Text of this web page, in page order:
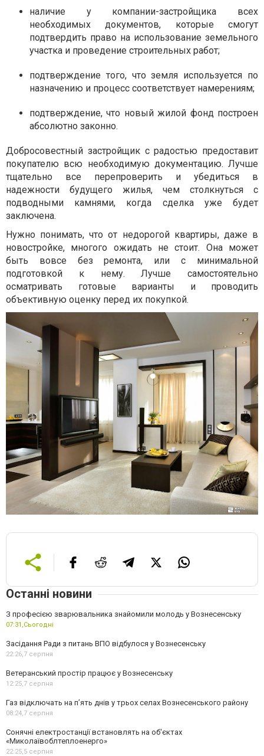
наличие у компании-застройщика всех
необходимых документов, которые смогут
подтвердить право на использование земельного
участка и проведение строительных работ;
подтверждение того, что земля используется по
назначению и процесс соответствует намерениям;
подтверждение, что новый жилой фонд построен
абсолютно законно.
Добросовестный застройщик с радостью предоставит
покупателю всю необходимую документацию. Лучше
тщательно все перепроверить и убедиться в
надежности будущего жилья, чем столкнуться с
подводными камнями, когда сделка уже будет
заключена.
Нужно понимать, что от недорогой квартиры, даже в
новостройке, многого ожидать не стоит. Она может
быть вовсе без ремонта, или с минимальной
подготовкой к нему. Лучше самостоятельно
осматривать готовые варианты и проводить
объективную оценку перед их покупкой.
Останні новини
З професією зварювальника знайомили молодь у Вознесенську
07:31,Сьогодні
Засідання Ради з питань ВПО відбулося у Вознесенську
22:26,7 серпня
Ветеранський простір працює у Вознесенську
12:25,7 серпня
Газ відключать на п’ять днів у трьох селах Вознесенського району
08:24,7 серпня
Сонячні електростанції встановлять на об'єктах
«Миколаївоблтеплоенерго»
22:25,5 серпня